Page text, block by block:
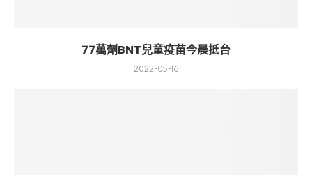
77萬劑BNT兒童疫苗今晨抵台
2022-05-16